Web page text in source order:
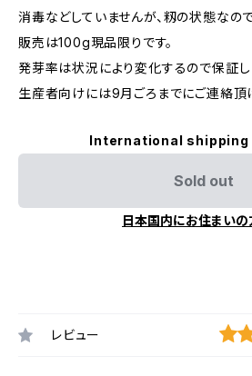
消毒などしていませんが、籾の状態なの
販売は100g現品限りです。
発芽率は状況により変化するので保証し
生産者向けには9月ごろまでにご連絡頂
International shipping
Sold out
日本国内にお住まいの
レビュー